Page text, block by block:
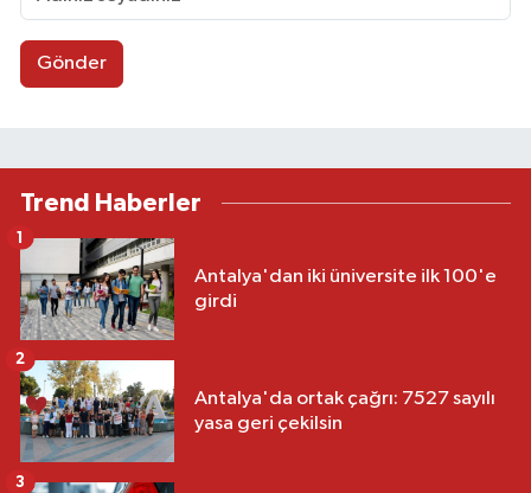
Gönder
Trend Haberler
Antalya'dan iki üniversite ilk 100'e
girdi
1
Antalya'da ortak çağrı: 7527 sayılı
yasa geri çekilsin
2
3